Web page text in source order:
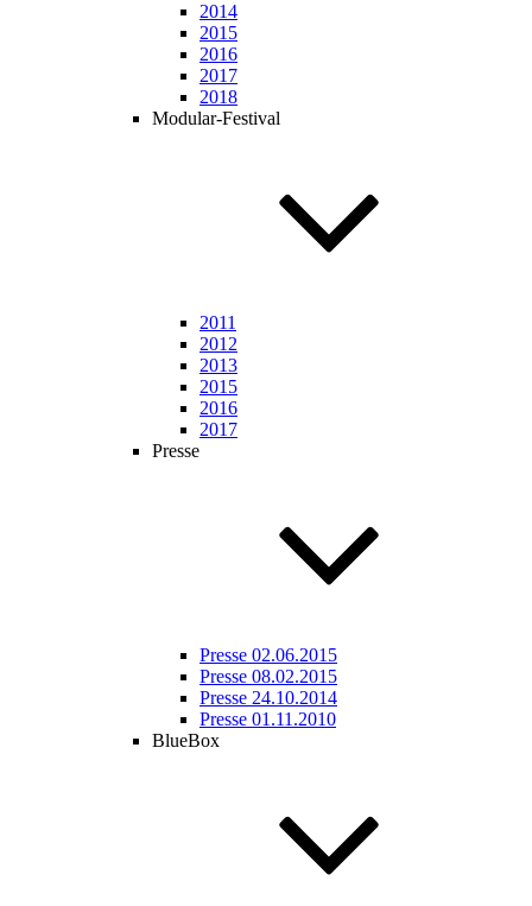
2014
2015
2016
2017
2018
Modular-Festival
2011
2012
2013
2015
2016
2017
Presse
Presse 02.06.2015
Presse 08.02.2015
Presse 24.10.2014
Presse 01.11.2010
BlueBox